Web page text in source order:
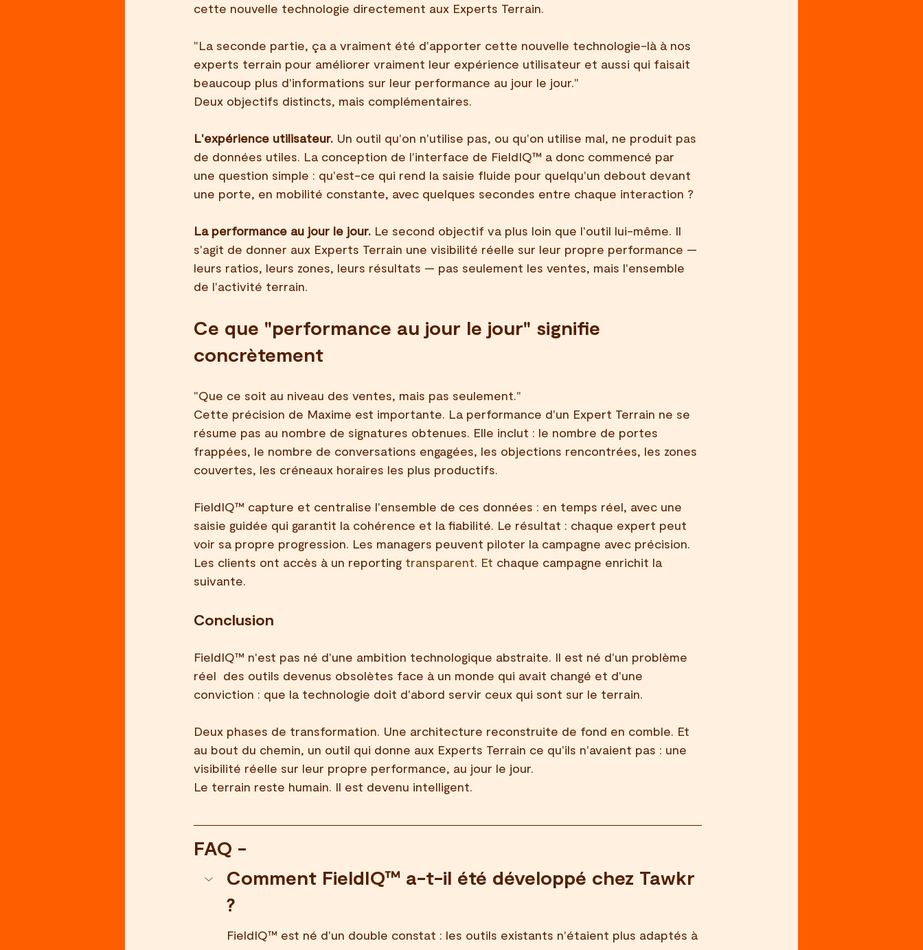
cette nouvelle technologie directement aux Experts Terrain.
"La seconde partie, ça a vraiment été d'apporter cette nouvelle technologie-là à nos
experts terrain pour améliorer vraiment leur expérience utilisateur et aussi qui faisait
beaucoup plus d'informations sur leur performance au jour le jour."
Deux objectifs distincts, mais complémentaires.
L'expérience utilisateur. Un outil qu'on n'utilise pas, ou qu'on utilise mal, ne produit pas
de données utiles. La conception de l'interface de FieldIQ™ a donc commencé par
une question simple : qu'est-ce qui rend la saisie fluide pour quelqu'un debout devant
une porte, en mobilité constante, avec quelques secondes entre chaque interaction ?
La performance au jour le jour. Le second objectif va plus loin que l'outil lui-même. Il
s'agit de donner aux Experts Terrain une visibilité réelle sur leur propre performance —
leurs ratios, leurs zones, leurs résultats — pas seulement les ventes, mais l'ensemble
de l'activité terrain.
Ce que "performance au jour le jour" signifie
concrètement
"Que ce soit au niveau des ventes, mais pas seulement."
Cette précision de Maxime est importante. La performance d'un Expert Terrain ne se
résume pas au nombre de signatures obtenues. Elle inclut : le nombre de portes
frappées, le nombre de conversations engagées, les objections rencontrées, les zones
couvertes, les créneaux horaires les plus productifs.
FieldIQ™ capture et centralise l'ensemble de ces données : en temps réel, avec une
saisie guidée qui garantit la cohérence et la fiabilité. Le résultat : chaque expert peut
voir sa propre progression. Les managers peuvent piloter la campagne avec précision.
Les clients ont accès à un reporting transparent. Et chaque campagne enrichit la
suivante.
Conclusion
FieldIQ™ n'est pas né d'une ambition technologique abstraite. Il est né d'un problème
réel  des outils devenus obsolètes face à un monde qui avait changé et d'une
conviction : que la technologie doit d'abord servir ceux qui sont sur le terrain.
Deux phases de transformation. Une architecture reconstruite de fond en comble. Et
au bout du chemin, un outil qui donne aux Experts Terrain ce qu'ils n'avaient pas : une
visibilité réelle sur leur propre performance, au jour le jour.
Le terrain reste humain. Il est devenu intelligent.
FAQ -
Comment FieldIQ™ a-t-il été développé chez Tawkr
?
FieldIQ™ est né d'un double constat : les outils existants n'étaient plus adaptés à